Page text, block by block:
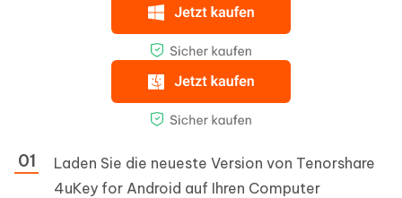
Laden Sie die neueste Version von Tenorshare
4uKey for Android auf Ihren Computer